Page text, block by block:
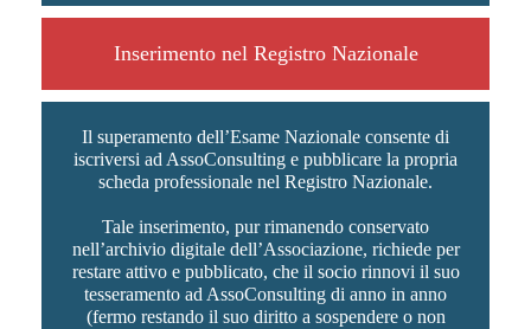
Inserimento nel Registro Nazionale
Il superamento dell’Esame Nazionale consente di
iscriversi ad AssoConsulting e pubblicare la propria
scheda professionale nel Registro Nazionale.
Tale inserimento, pur rimanendo conservato
nell’archivio digitale dell’Associazione, richiede per
restare attivo e pubblicato, che il socio rinnovi il suo
tesseramento ad AssoConsulting di anno in anno
(fermo restando il suo diritto a sospendere o non